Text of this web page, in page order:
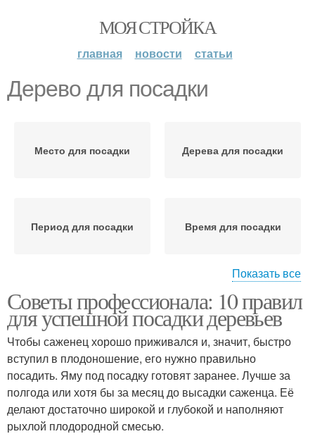
МОЯ СТРОЙКА
главная новости статьи
Дерево для посадки
Место для посадки Дерева для посадки
Период для посадки Время для посадки
Плодовые дерева
Дерева в разных
регионах
Осенний посадка Саженец для посадки
Показать все
Советы профессионала: 10 правил
для успешной посадки деревьев
Чтобы саженец хорошо приживался и, значит, быстро
вступил в плодоношение, его нужно правильно
посадить. Яму под посадку готовят заранее. Лучше за
полгода или хотя бы за месяц до высадки саженца. Её
делают достаточно широкой и глубокой и наполняют
рыхлой плодородной смесью.